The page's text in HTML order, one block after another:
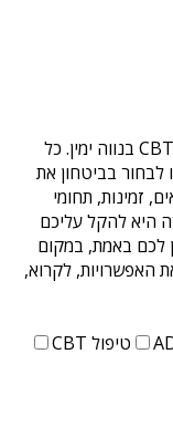
. כל
לבחור בביטחון את
זמינות, תחומי
היא להקל עליכם
לכם באמת, במקום
האפשרויות, לקרוא,
טיפול CBT